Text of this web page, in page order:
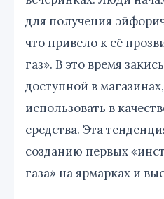
для получения
что привело к её
газ». В это время
доступной в
использовать в
средства. Эта
созданию первых
газа» на ярмарках и